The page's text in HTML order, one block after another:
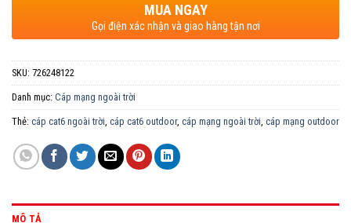
MUA NGAY
Gọi điện xác nhận và giao hàng tận nơi
SKU: 726248122
Danh mục: Cáp mạng ngoài trời
Thẻ: cáp cat6 ngoài trời cáp cat6 outdoor, cáp mạng ngoài trời cáp mạng outdoor
MÔ TẢ